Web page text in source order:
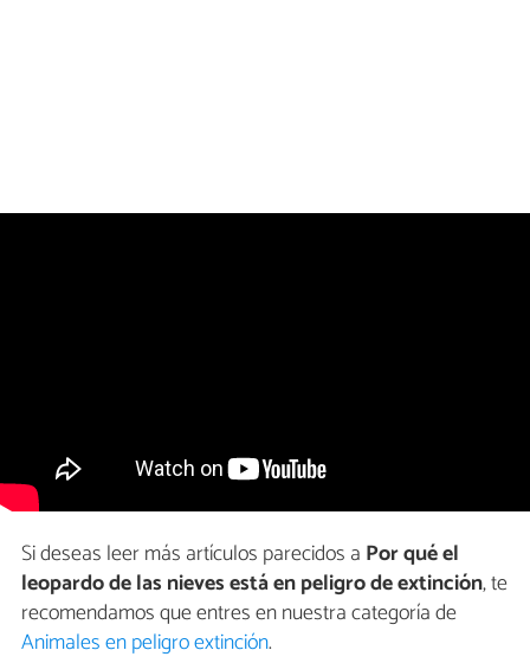
Si deseas leer más artículos parecidos a Por qué el
leopardo de las nieves está en peligro de extinción, te
recomendamos que entres en nuestra categoría de
Animales en peligro extinción.